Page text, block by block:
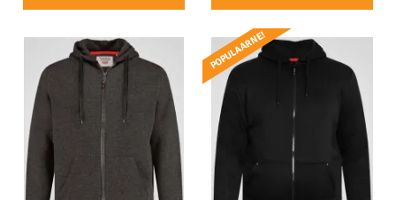
POPULAARNE!